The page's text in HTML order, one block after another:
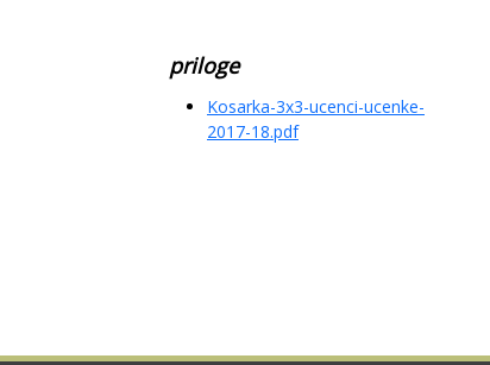
priloge
Kosarka-3x3-ucenci-ucenke-
2017-18.pdf